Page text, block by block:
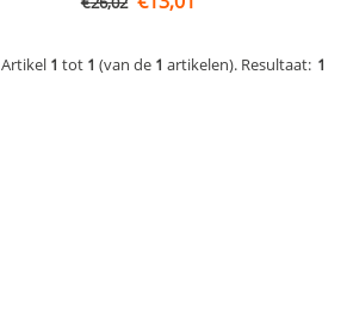
Artikel 1 tot 1 (van de 1 artikelen). Resultaat: 1